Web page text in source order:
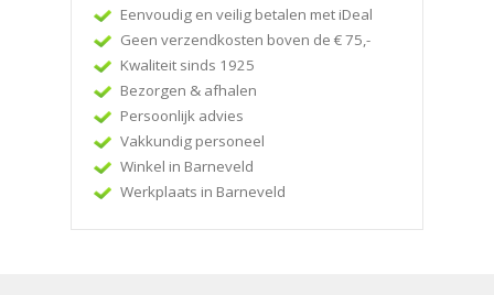
Eenvoudig en veilig betalen met iDeal
Geen verzendkosten boven de € 75,-
Kwaliteit sinds 1925
Bezorgen & afhalen
Persoonlijk advies
Vakkundig personeel
Winkel in Barneveld
Werkplaats in Barneveld